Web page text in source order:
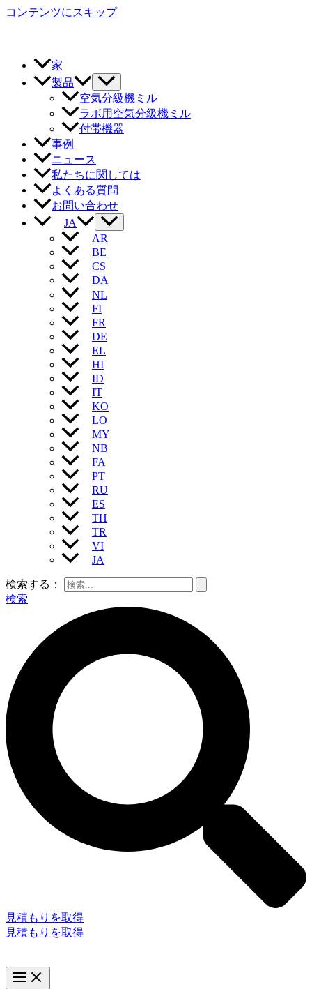
コンテンツにスキップ
家
製品
空気分級機ミル
ラボ用空気分級機ミル
付帯機器
事例
ニュース
私たちに関しては
よくある質問
お問い合わせ
JA
AR
BE
CS
DA
NL
FI
FR
DE
EL
HI
ID
IT
KO
LO
MY
NB
FA
PT
RU
ES
TH
TR
VI
JA
検索する：
検索
見積もりを取得
見積もりを取得